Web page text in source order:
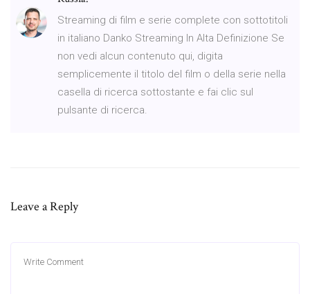
Streaming di film e serie complete con sottotitoli
in italiano Danko Streaming In Alta Definizione Se
non vedi alcun contenuto qui, digita
semplicemente il titolo del film o della serie nella
casella di ricerca sottostante e fai clic sul
pulsante di ricerca.
Leave a Reply